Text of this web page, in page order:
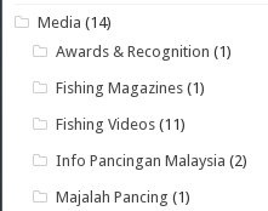
Media (14)
Awards & Recognition (1)
Fishing Magazines (1)
Fishing Videos (11)
Info Pancingan Malaysia (2)
Majalah Pancing (1)